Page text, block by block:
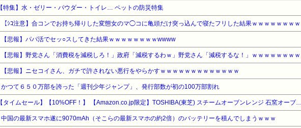
【特集】水・ゼリー・パウダー・トイレ… ペットの防災特集
【悲報】パパ活でセッ○スしてきた結果ｗｗｗｗｗｗｗｗwwww
【悲報】ニセコイさん、ガチで許されない悪行をやらかすｗｗｗｗｗｗｗｗｗｗｗｗｗ
かつて６５０万部を誇った「週刊少年ジャンプ」、発行部数が初の100万部割れ
中国の最新スマホ遂に9070mAh（そこらの最新スマホの約2倍）のバッテリーを積んでしまうｗｗｗ